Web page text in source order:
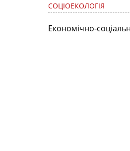
СОЦІОЕКОЛОГІЯ
Економічно-